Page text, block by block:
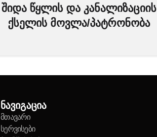
შიდა წყლის და კანალიზაციის
ქსელის მოვლა/პატრონობა
ნავიგაცია
მთავარი
სერვისები